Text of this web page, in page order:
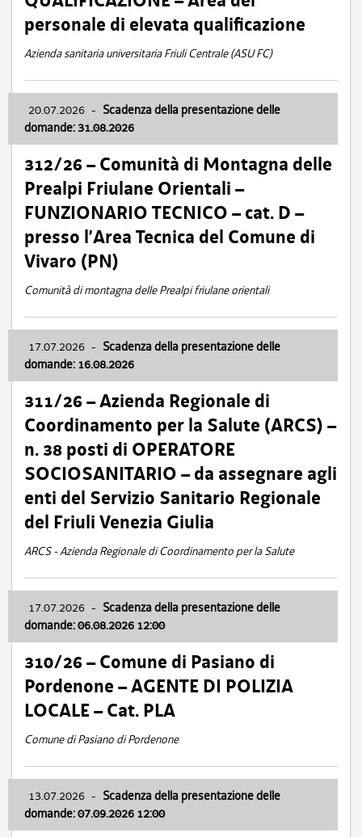
personale di elevata qualificazione
Azienda sanitaria universitaria Friuli Centrale (ASU FC)
20.07.2026 - Scadenza della presentazione delle
domande: 31.08.2026
312/26 – Comunità di Montagna delle
Prealpi Friulane Orientali –
FUNZIONARIO TECNICO – cat. D –
presso l’Area Tecnica del Comune di
Vivaro (PN)
Comunità di montagna delle Prealpi friulane orientali
17.07.2026 - Scadenza della presentazione delle
domande: 16.08.2026
311/26 – Azienda Regionale di
Coordinamento per la Salute (ARCS) –
n. 38 posti di OPERATORE
SOCIOSANITARIO – da assegnare agli
enti del Servizio Sanitario Regionale
del Friuli Venezia Giulia
ARCS - Azienda Regionale di Coordinamento per la Salute
17.07.2026 - Scadenza della presentazione delle
domande: 06.08.2026 12:00
310/26 – Comune di Pasiano di
Pordenone – AGENTE DI POLIZIA
LOCALE – Cat. PLA
Comune di Pasiano di Pordenone
13.07.2026 - Scadenza della presentazione delle
domande: 07.09.2026 12:00